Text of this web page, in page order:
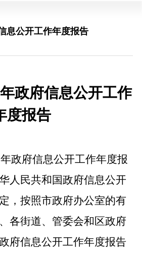
息公开工作年度报告
年政府信息公开工作
度报告
年政府信息公开工作年度报
人民共和国政府信息公开
，按照市政府办公室的有
各街道、管委会和区政府
府信息公开工作年度报告